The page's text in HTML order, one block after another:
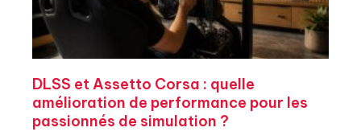
DLSS et Assetto Corsa : quelle
amélioration de performance pour les
passionnés de simulation ?